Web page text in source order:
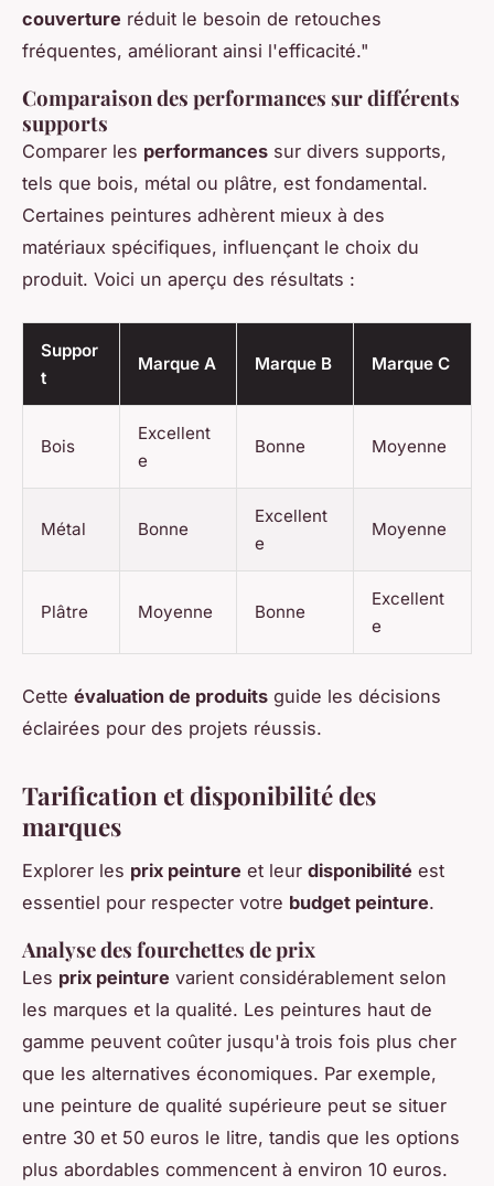
couverture réduit le besoin de retouches
fréquentes, améliorant ainsi l'efficacité."
Comparaison des performances sur différents
supports
Comparer les performances sur divers supports,
tels que bois, métal ou plâtre, est fondamental.
Certaines peintures adhèrent mieux à des
matériaux spécifiques, influençant le choix du
produit. Voici un aperçu des résultats :
Suppor
t
Marque A Marque B Marque C
Bois
Excellent
e
Bonne Moyenne
Métal Bonne
Excellent
e
Moyenne
Plâtre Moyenne Bonne
Excellent
e
Cette évaluation de produits guide les décisions
éclairées pour des projets réussis.
Tarification et disponibilité des
marques
Explorer les prix peinture et leur disponibilité est
essentiel pour respecter votre budget peinture.
Analyse des fourchettes de prix
Les prix peinture varient considérablement selon
les marques et la qualité. Les peintures haut de
gamme peuvent coûter jusqu'à trois fois plus cher
que les alternatives économiques. Par exemple,
une peinture de qualité supérieure peut se situer
entre 30 et 50 euros le litre, tandis que les options
plus abordables commencent à environ 10 euros.